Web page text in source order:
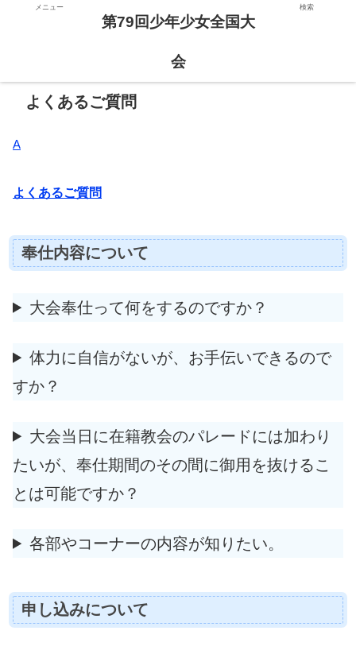
よくあるご質問
A
よくあるご質問
奉仕内容について
大会奉仕って何をするのですか？
体力に自信がないが、お手伝いできるので
すか？
大会当日に在籍教会のパレードには加わり
たいが、奉仕期間のその間に御用を抜けるこ
とは可能ですか？
各部やコーナーの内容が知りたい。
申し込みについて
メニュー
第79回少年少女全国大
会
検索